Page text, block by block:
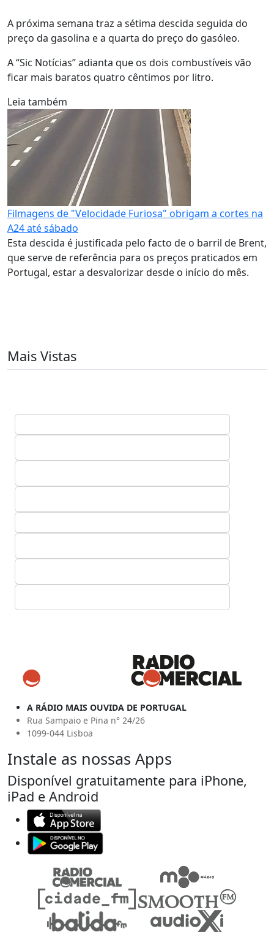
A próxima semana traz a sétima descida seguida do
preço da gasolina e a quarta do preço do gasóleo.
A “Sic Notícias” adianta que os dois combustíveis vão
ficar mais baratos quatro cêntimos por litro.
Leia também
Filmagens de "Velocidade Furiosa" obrigam a cortes na
A24 até sábado
Esta descida é justificada pelo facto de o barril de Brent,
que serve de referência para os preços praticados em
Portugal, estar a desvalorizar desde o início do mês.
Mais Vistas
A RÁDIO MAIS OUVIDA DE PORTUGAL
Rua Sampaio e Pina n° 24/26
1099-044 Lisboa
Instale as nossas Apps
Disponível gratuitamente para iPhone,
iPad e Android